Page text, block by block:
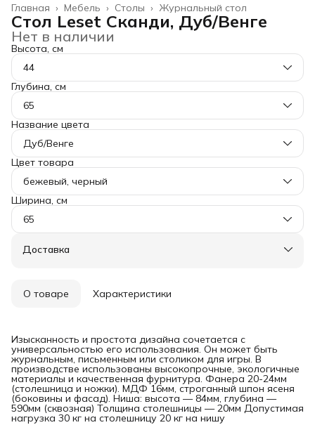
Журнальный стол
Столы ›
Мебель ›
Главная ›
Стол Leset Сканди, Дуб/Венге
Нет в наличии
Высота, см
44
Глубина, см
65
Название цвета
Дуб/Венге
Цвет товара
бежевый, черный
Ширина, см
65
Доставка
О товаре Характеристики
Изысканность и простота дизайна сочетается с
универсальностью его использования. Он может быть
журнальным, письменным или столиком для игры. В
производстве использованы высокопрочные, экологичные
материалы и качественная фурнитура. Фанера 20-24мм
(столешница и ножки). МДФ 16мм, строганный шпон ясеня
(боковины и фасад). Ниша: высота — 84мм, глубина —
590мм (сквозная) Толщина столешницы — 20мм Допустимая
нагрузка 30 кг на столешницу 20 кг на нишу